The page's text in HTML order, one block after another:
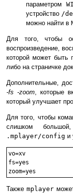
параметром
устройство /
можно найти в
Для того, чтобы
воспроизведение,
которой может быть
либо на страничке
Дополнительные,
-fs -zoom, которые
который улучшает
Для того, чтобы
слишком
.mplayer/config и
vo=xv
fs=yes
Также mplayer